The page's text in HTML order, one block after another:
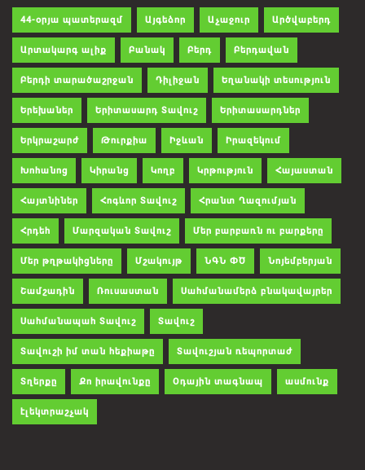
44-օրյա պատերազմ Այգեձոր Աչաջուր Արծվաբերդ
Արտակարգ ալիք Բանակ Բերդ Բերդավան
Բերդի տարածաշրջան Դիլիջան Եղանակի տեսություն
Երեխաներ Երիտասարդ Տավուշ Երիտասարդներ
Երկրաշարժ Թուրքիա Իջևան Իրազեկում
Խոհանոց Կիրանց Կողբ Կրթություն Հայաստան
Հայտնիներ Հոգևոր Տավուշ Հրանտ Ղազումյան
Հրդեհ Մարզական Տավուշ Մեր բարբառն ու բարքերը
Մեր թղթակիցները Մշակույթ ՆԳՆ ՓԾ Նոյեմբերյան
Շամշադին Ռուսաստան Սահմանամերձ բնակավայրեր
Սահմանապահ Տավուշ Տավուշ
Տավուշի իմ տան հեքիաթը Տավուշյան ռեպորտաժ
Տղերքը Քո իրավունքը Օդային տագնապ ասմունք
էլեկտրաշչակ